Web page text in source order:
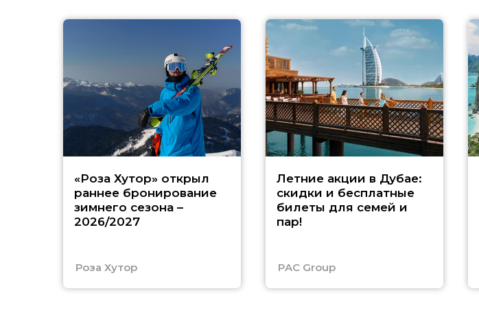
«Роза Хутор» открыл
раннее бронирование
зимнего сезона –
2026/2027
Роза Хутор
Летние акции в Дубае:
скидки и бесплатные
билеты для семей и
пар!
PAC Group